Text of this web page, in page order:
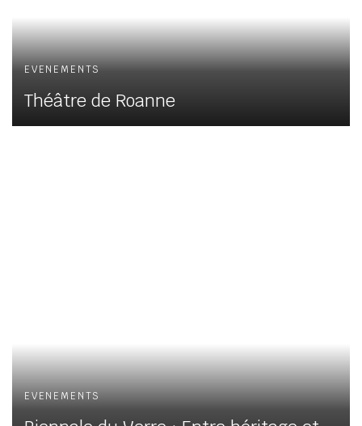
EVENEMENTS
Théâtre de Roanne
EVENEMENTS